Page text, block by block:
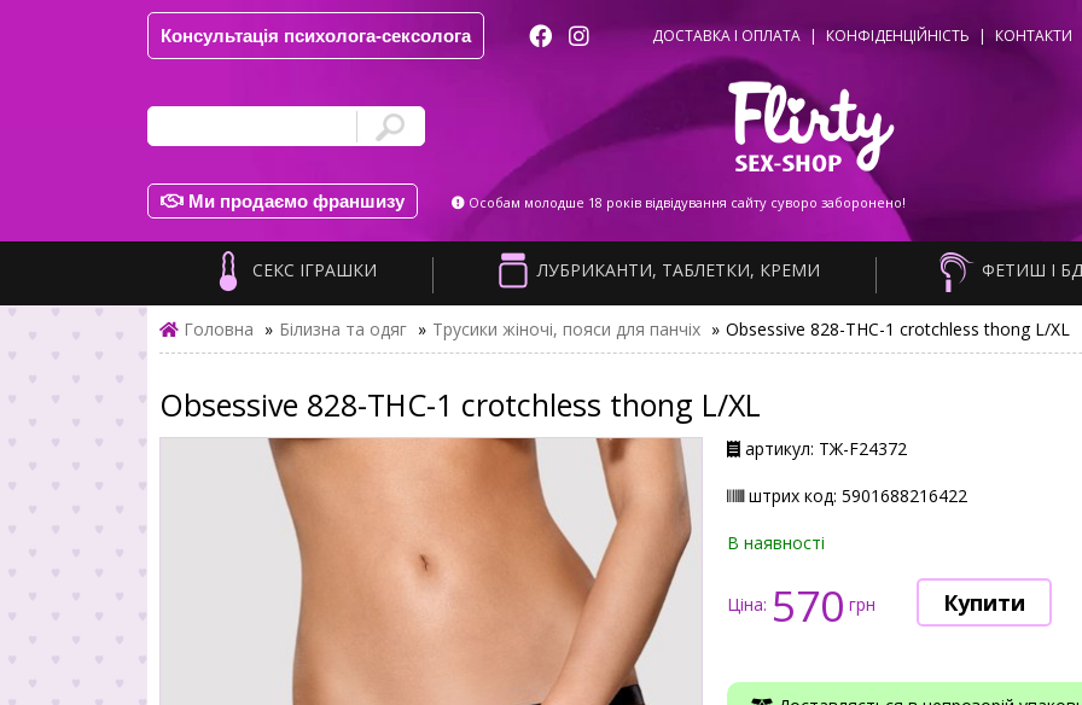
Консультація психолога-сексолога ДОСТАВКА І ОПЛАТА | КОНФІДЕНЦІЙНІСТЬ | КОНТАКТИ
Ми продаємо франшизу Особам молодше 18 років відвідування сайту суворо заборонено!
СЕКС ІГРАШКИ ЛУБРИКАНТИ, ТАБЛЕТКИ, КРЕМИ ФЕТИШ І
Головна » Білизна та одяг » Трусики жіночі, пояси для панчіх » Obsessive 828-THC-1 crotchless thong L/XL
Obsessive 828-THC-1 crotchless thong L/XL
артикул: ТЖ-F24372
штрих код: 5901688216422
В наявності
Ціна: 570 грн